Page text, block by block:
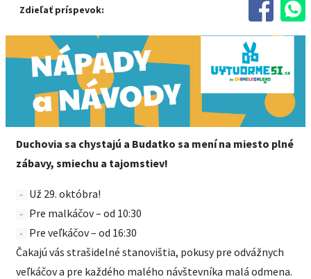
Zdieľať príspevok:
Duchovia sa chystajú a Budatko sa mení na miesto plné
zábavy, smiechu a tajomstiev!
Už 29. októbra!
Pre malkáčov – od 10:30
Pre veľkáčov – od 16:30
Čakajú vás strašidelné stanovištia, pokusy pre odvážnych
veľkáčov a pre každého malého návštevníka malá odmena.